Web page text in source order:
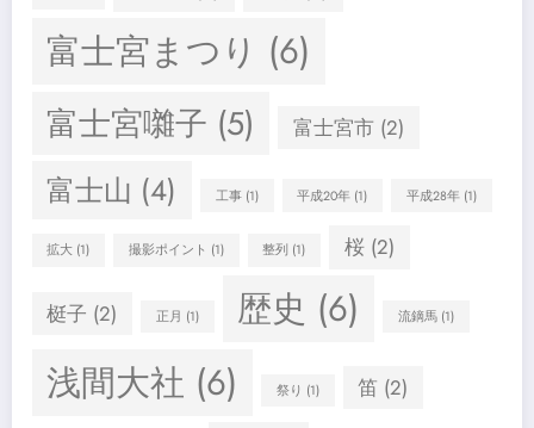
富士宮まつり (6)
富士宮囃子 (5) 富士宮市(2)
富士山 (4) 工事(1) 平成20年 (1) 平成28年(1)
拡大 (1) 撮影ポイント (1) 整列 (1) 桜(2)
梃子 (2) 正月 (1) 歴史 (6) 流鏑馬(1)
浅間大社 (6) 祭り (1) 笛 (2)